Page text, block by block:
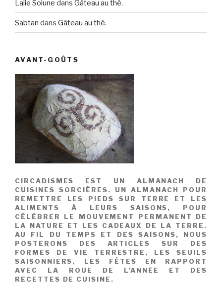
Lalie Solune dans Gâteau au thé.
Sabtan dans Gâteau au thé.
AVANT-GOÛTS
CIRCADISMES EST UN ALMANACH DE
CUISINES SORCIÈRES. UN ALMANACH POUR
REMETTRE LES PIEDS SUR TERRE ET LES
ALIMENTS À LEURS SAISONS, POUR
CÉLÉBRER LE MOUVEMENT PERMANENT DE
LA NATURE ET LES CADEAUX DE LA TERRE.
AU FIL DU TEMPS ET DES SAISONS, NOUS
POSTERONS DES ARTICLES SUR DES
FORMES DE VIE TERRESTRE, LES SEUILS
SAISONNIERS, LES FÊTES EN RAPPORT
AVEC LA ROUE DE L’ANNÉE ET DES
RECETTES DE CUISINE.